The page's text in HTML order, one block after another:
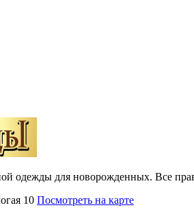
одежды для новорожденных. Все
10 Посмотреть на карте